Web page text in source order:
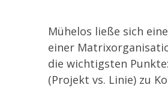
Mühelos ließe sich
einer
die wichtigsten
(Projekt vs. Linie) zu